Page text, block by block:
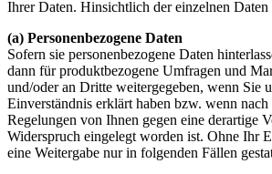
Ihrer Daten. Hinsichtlich der einzelnen
(a) Personenbezogene Daten
Sofern sie personenbezogene Daten
dann für produktbezogene Umfragen und
und/oder an Dritte weitergegeben, wenn Sie
Einverständnis erklärt haben bzw. wenn nach
Regelungen von Ihnen gegen eine derartige
Widerspruch eingelegt worden ist. Ohne Ihr
eine Weitergabe nur in folgenden Fällen